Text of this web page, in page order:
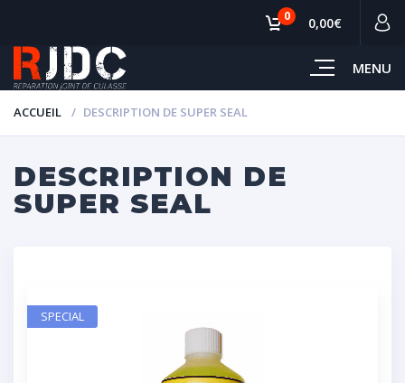
MENU
0 0,00€
ACCUEIL DESCRIPTION DE SUPER SEAL
DESCRIPTION DE
SUPER SEAL
SPECIAL